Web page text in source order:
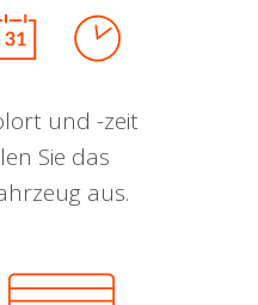
und -zeit
Sie das
aus.